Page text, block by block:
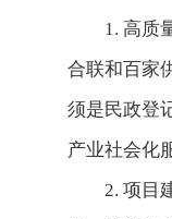
1. 高质
合联和百家
须是民政登
产业社会化
2. 项目